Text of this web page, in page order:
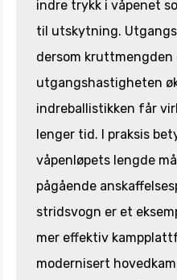
indre trykk i våpenet
til utskytning.
dersom kruttmengden
utgangshastigheten
indreballistikken får
lenger tid. I praksis
våpenløpets lengde
pågående
stridsvogn er et
mer effektiv
modernisert